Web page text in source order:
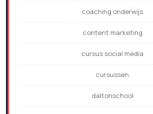
coaching onderwijs
content marketing
cursus social media
cursussen
daltonschool